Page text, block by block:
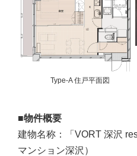
Type-A 住戸平面図
■物件概要
建物名称：「VORT 深沢
マンション深沢）